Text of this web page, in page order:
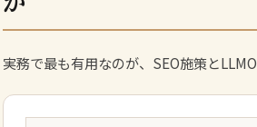
実務で最も有用なのが、SEO施策と